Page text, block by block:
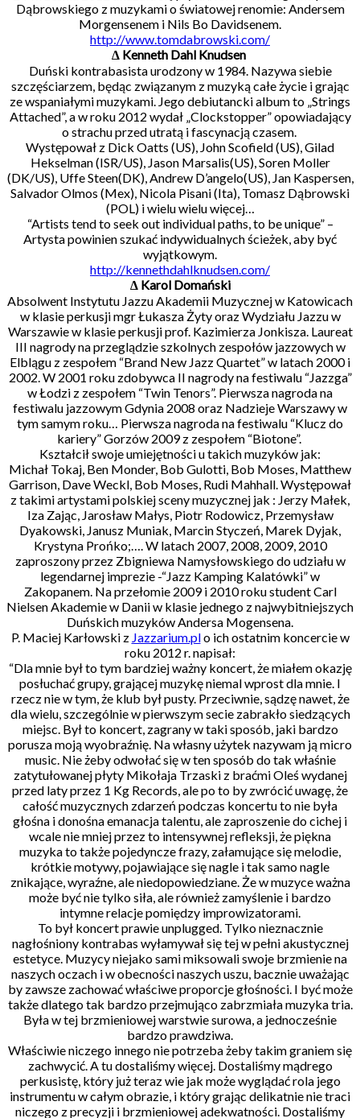
Dąbrowskiego z muzykami o światowej renomie: Andersem
Morgensenem i Nils Bo Davidsenem.
http://www.tomdabrowski.com/
∆ Kenneth Dahl Knudsen
Duński kontrabasista urodzony w 1984. Nazywa siebie
szczęściarzem, będąc związanym z muzyką całe życie i grając
ze wspaniałymi muzykami. Jego debiutancki album to „Strings
Attached”, a w roku 2012 wydał „Clockstopper” opowiadający
o strachu przed utratą i fascynacją czasem.
Występował z Dick Oatts (US), John Scofield (US), Gilad
Hekselman (ISR/US), Jason Marsalis(US), Soren Moller
(DK/US), Uffe Steen(DK), Andrew D’angelo(US), Jan Kaspersen,
Salvador Olmos (Mex), Nicola Pisani (Ita), Tomasz Dąbrowski
(POL) i wielu wielu więcej…
“Artists tend to seek out individual paths, to be unique” –
Artysta powinien szukać indywidualnych ścieżek, aby być
wyjątkowym.
http://kennethdahlknudsen.com/
∆ Karol Domański
Absolwent Instytutu Jazzu Akademii Muzycznej w Katowicach
w klasie perkusji mgr Łukasza Żyty oraz Wydziału Jazzu w
Warszawie w klasie perkusji prof. Kazimierza Jonkisza. Laureat
III nagrody na przeglądzie szkolnych zespołów jazzowych w
Elblągu z zespołem “Brand New Jazz Quartet” w latach 2000 i
2002. W 2001 roku zdobywca II nagrody na festiwalu “Jazzga”
w Łodzi z zespołem “Twin Tenors”. Pierwsza nagroda na
festiwalu jazzowym Gdynia 2008 oraz Nadzieje Warszawy w
tym samym roku… Pierwsza nagroda na festiwalu “Klucz do
kariery” Gorzów 2009 z zespołem “Biotone”.
Kształcił swoje umiejętności u takich muzyków jak:
Michał Tokaj, Ben Monder, Bob Gulotti, Bob Moses, Matthew
Garrison, Dave Weckl, Bob Moses, Rudi Mahhall. Występował
z takimi artystami polskiej sceny muzycznej jak : Jerzy Małek,
Iza Zając, Jarosław Małys, Piotr Rodowicz, Przemysław
Dyakowski, Janusz Muniak, Marcin Styczeń, Marek Dyjak,
Krystyna Prońko;…. W latach 2007, 2008, 2009, 2010
zaproszony przez Zbigniewa Namysłowskiego do udziału w
legendarnej imprezie -“Jazz Kamping Kalatówki” w
Zakopanem. Na przełomie 2009 i 2010 roku student Carl
Nielsen Akademie w Danii w klasie jednego z najwybitniejszych
Duńskich muzyków Andersa Mogensena.
P. Maciej Karłowski z Jazzarium.plo ich ostatnim koncercie w
roku 2012 r. napisał:
“Dla mnie był to tym bardziej ważny koncert, że miałem okazję
posłuchać grupy, grającej muzykę niemal wprost dla mnie. I
rzecz nie w tym, że klub był pusty. Przeciwnie, sądzę nawet, że
dla wielu, szczególnie w pierwszym secie zabrakło siedzących
miejsc. Był to koncert, zagrany w taki sposób, jaki bardzo
porusza moją wyobraźnię. Na własny użytek nazywam ją micro
music. Nie żeby odwołać się w ten sposób do tak właśnie
zatytułowanej płyty Mikołaja Trzaski z braćmi Oleś wydanej
przed laty przez 1 Kg Records, ale po to by zwrócić uwagę, że
całość muzycznych zdarzeń podczas koncertu to nie była
głośna i donośna emanacja talentu, ale zaproszenie do cichej i
wcale nie mniej przez to intensywnej refleksji, że piękna
muzyka to także pojedyncze frazy, załamujące się melodie,
krótkie motywy, pojawiające się nagle i tak samo nagle
znikające, wyraźne, ale niedopowiedziane. Że w muzyce ważna
może być nie tylko siła, ale również zamyślenie i bardzo
intymne relacje pomiędzy improwizatorami.
To był koncert prawie unplugged. Tylko nieznacznie
nagłośniony kontrabas wyłamywał się tej w pełni akustycznej
estetyce. Muzycy niejako sami miksowali swoje brzmienie na
naszych oczach i w obecności naszych uszu, bacznie uważając
by zawsze zachować właściwe proporcje głośności. I być może
także dlatego tak bardzo przejmująco zabrzmiała muzyka tria.
Była w tej brzmieniowej warstwie surowa, a jednocześnie
bardzo prawdziwa.
Właściwie niczego innego nie potrzeba żeby takim graniem się
zachwycić. A tu dostaliśmy więcej. Dostaliśmy mądrego
perkusistę, który już teraz wie jak może wyglądać rola jego
instrumentu w całym obrazie, i który grając delikatnie nie traci
niczego z precyzji i brzmieniowej adekwatności. Dostaliśmy